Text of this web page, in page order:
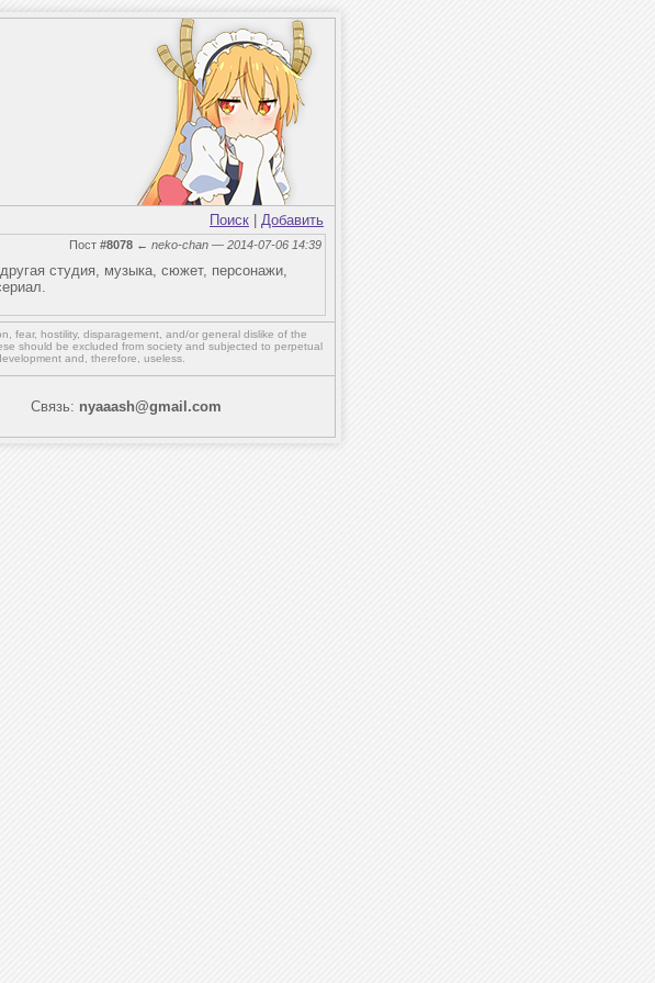
Поиск Добавить
Пост #8078 ← neko-chan — 2014-07-06 14:39
студия, музыка, сюжет, персонажи,
fear, hostility, disparagement, and/or general dislike of the
should be excluded from society and subjected to perpetual
and, therefore, useless.
Связь: nyaaash@gmail.com